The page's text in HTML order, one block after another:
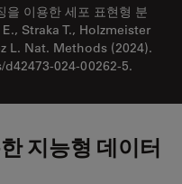
을 이용한 세포 표현형 분
Straka T., Holzmeister
L. Nat. Methods (2024).
024-00262-5.
지능형 데이터